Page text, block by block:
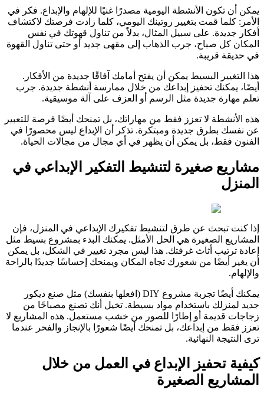
يمكن أن تكون الأنشطة اليومية مصدرًا غنيًا للإلهام والإبداع. فكر في
الأمر: كلما قمت بتغيير روتينك اليومي، كلما زادت فرصتك لاكتشاف
أفكار جديدة. على سبيل المثال، بدلاً من تناول قهوتك في نفس
المكان كل صباح، جرب الذهاب إلى مقهى جديد أو حتى تناول القهوة
في حديقة قريبة.
هذا التغيير البسيط يمكن أن يفتح أمامك آفاقًا جديدة من الأفكار.
أيضًا، يمكنك تحفيز إبداعك من خلال ممارسة أنشطة جديدة. جرب
تعلم مهارة جديدة مثل الرسم أو العزف على آلة موسيقية.
هذه الأنشطة لا تعزز فقط من مهاراتك، بل تمنحك أيضًا فرصة للتعبير
عن نفسك بطرق جديدة ومبتكرة. تذكر أن الإبداع ليس محصورًا في
الفنون فقط، بل يمكن أن يظهر في أي مجال من مجالات الحياة.
مشاريع صغيرة لتنشيط التفكير الإبداعي في
المنزل
إذا كنت تبحث عن طرق لتنشيط تفكيرك الإبداعي في المنزل، فإن
المشاريع الصغيرة هي الحل الأمثل. يمكنك البدء بمشروع بسيط مثل
إعادة ترتيب أثاث غرفتك. هذا ليس مجرد تغيير في الشكل، بل يمكن
أن يغير أيضًا من شعورك تجاه المكان ويمنحك إحساسًا جديدًا بالراحة
والإلهام.
يمكنك أيضًا تجربة مشروع DIY (افعلها بنفسك) مثل صنع ديكور
جديد لمنزلك باستخدام مواد بسيطة. تخيل أنك تصنع مصباحًا من
زجاجات قديمة أو إطارًا للصور من خشب مستعمل. هذه المشاريع لا
تعزز فقط من إبداعك، بل تمنحك أيضًا شعورًا بالإنجاز والفخر عندما
ترى النتيجة النهائية.
كيفية تحفيز الإبداع في العمل من خلال
المشاريع الصغيرة